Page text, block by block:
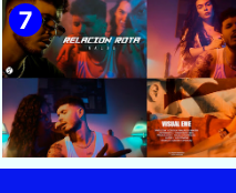
Berazaín & Luna
- ¨Ya es después¨ -
Dirección: Lester
🟡